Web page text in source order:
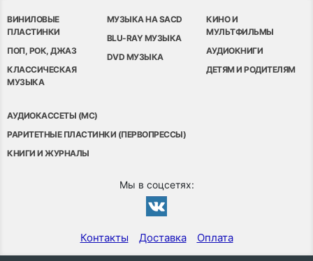
ВИНИЛОВЫЕ
ПЛАСТИНКИ
ПОП, РОК, ДЖАЗ
КЛАССИЧЕСКАЯ
МУЗЫКА
МУЗЫКА НА SACD
BLU-RAY МУЗЫКА
DVD МУЗЫКА
КИНО И
МУЛЬТФИЛЬМЫ
АУДИОКНИГИ
ДЕТЯМ И РОДИТЕЛЯМ
АУДИОКАССЕТЫ (MC)
РАРИТЕТНЫЕ ПЛАСТИНКИ (ПЕРВОПРЕССЫ)
КНИГИ И ЖУРНАЛЫ
Мы в соцсетях:
Контакты Доставка Оплата